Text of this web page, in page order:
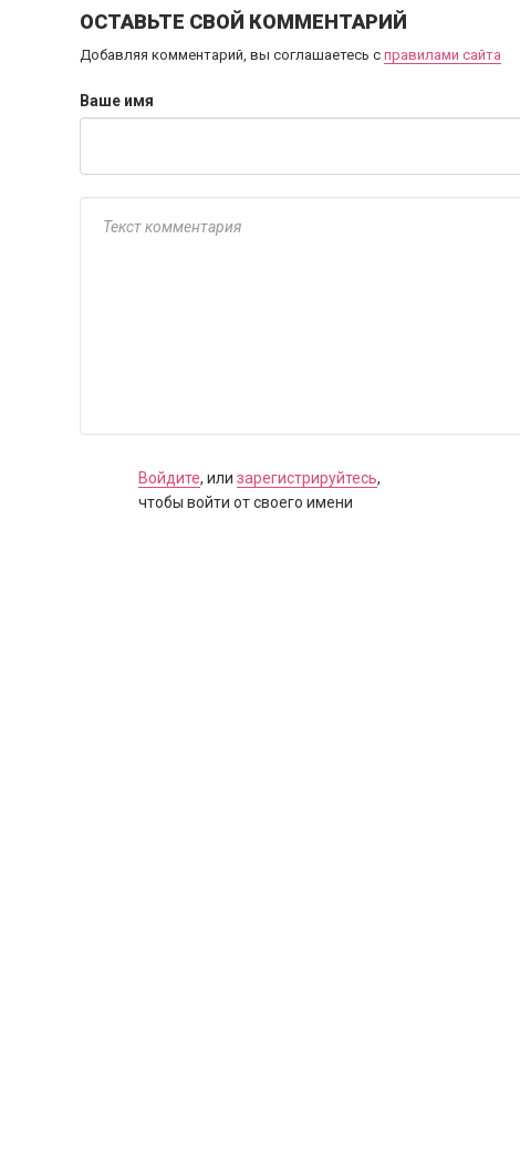
ОСТАВЬТЕ СВОЙ КОММЕНТАРИЙ
Добавляя комментарий, вы соглашаетесь с правилами сайта
Ваше имя
Войдите, или зарегистрируйтесь,
чтобы войти от своего имени